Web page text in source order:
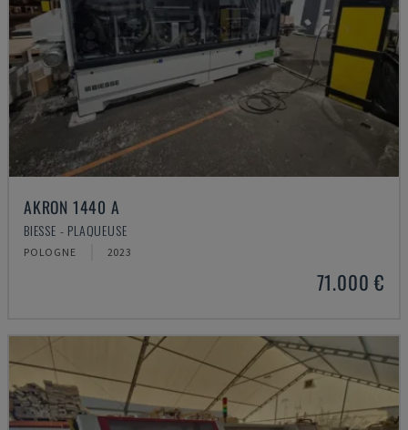
AKRON 1440 A
BIESSE - PLAQUEUSE
POLOGNE 2023
71.000 €